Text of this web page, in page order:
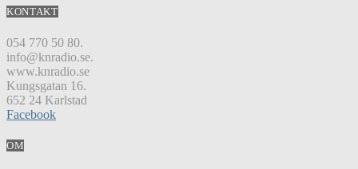
KONTAKT
054 770 50 80.
info@knradio.se.
www.knradio.se
Kungsgatan 16.
652 24 Karlstad
Facebook
OM